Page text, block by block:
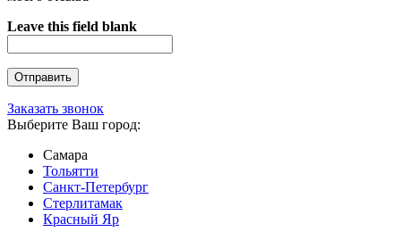
Leave this field blank
Заказать звонок
Выберите Ваш город:
Самара
Тольятти
Санкт-Петербург
Стерлитамак
Красный Яр